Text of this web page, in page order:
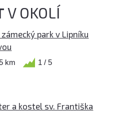
V OKOLÍ
park v Lipníku
km 1 / 5
a kostel sv. Františka